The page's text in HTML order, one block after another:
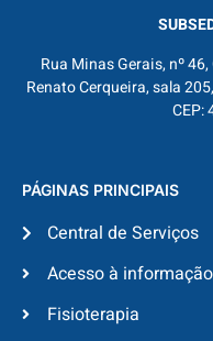
Rua Minas Gerais, nº
Renato Cerqueira, sala
CEP:
PÁGINAS PRINCIPAIS
Central de Serviços
Acesso à informação
Fisioterapia